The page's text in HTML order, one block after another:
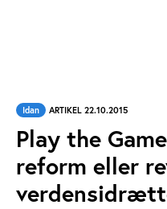
Idan ARTIKEL 22.10.2015
Play the
reform eller